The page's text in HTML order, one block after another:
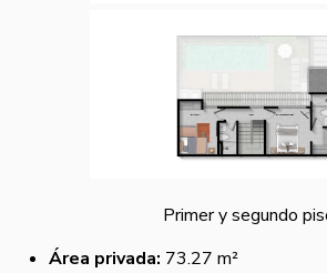
Primer y segundo
Área privada: 73.27 m²